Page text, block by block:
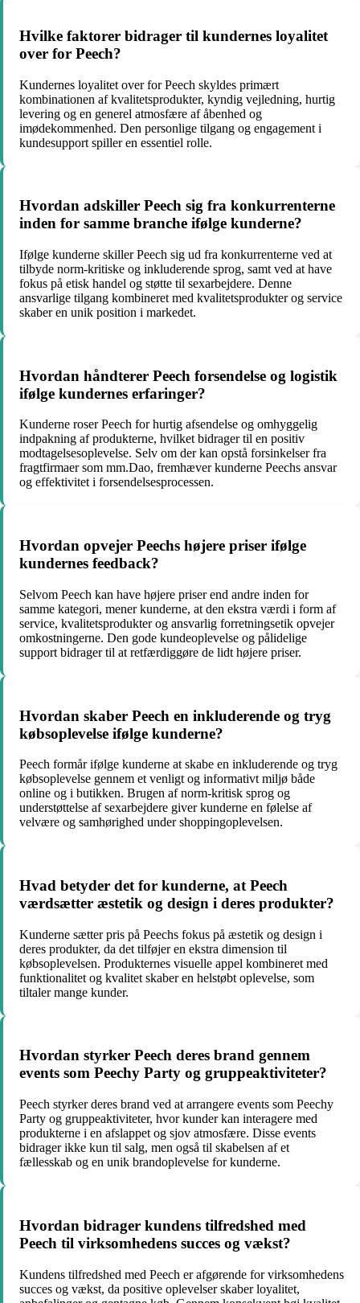
Hvilke faktorer bidrager til kundernes loyalitet
over for Peech?
Kundernes loyalitet over for Peech skyldes primært
kombinationen af kvalitetsprodukter, kyndig vejledning, hurtig
levering og en generel atmosfære af åbenhed og
imødekommenhed. Den personlige tilgang og engagement i
kundesupport spiller en essentiel rolle.
Hvordan adskiller Peech sig fra konkurrenterne
inden for samme branche ifølge kunderne?
Ifølge kunderne skiller Peech sig ud fra konkurrenterne ved at
tilbyde norm-kritiske og inkluderende sprog, samt ved at have
fokus på etisk handel og støtte til sexarbejdere. Denne
ansvarlige tilgang kombineret med kvalitetsprodukter og service
skaber en unik position i markedet.
Hvordan håndterer Peech forsendelse og logistik
ifølge kundernes erfaringer?
Kunderne roser Peech for hurtig afsendelse og omhyggelig
indpakning af produkterne, hvilket bidrager til en positiv
modtagelsesoplevelse. Selv om der kan opstå forsinkelser fra
fragtfirmaer som mm.Dao, fremhæver kunderne Peechs ansvar
og effektivitet i forsendelsesprocessen.
Hvordan opvejer Peechs højere priser ifølge
kundernes feedback?
Selvom Peech kan have højere priser end andre inden for
samme kategori, mener kunderne, at den ekstra værdi i form af
service, kvalitetsprodukter og ansvarlig forretningsetik opvejer
omkostningerne. Den gode kundeoplevelse og pålidelige
support bidrager til at retfærdiggøre de lidt højere priser.
Hvordan skaber Peech en inkluderende og tryg
købsoplevelse ifølge kunderne?
Peech formår ifølge kunderne at skabe en inkluderende og tryg
købsoplevelse gennem et venligt og informativt miljø både
online og i butikken. Brugen af norm-kritisk sprog og
understøttelse af sexarbejdere giver kunderne en følelse af
velvære og samhørighed under shoppingoplevelsen.
Hvad betyder det for kunderne, at Peech
værdsætter æstetik og design i deres produkter?
Kunderne sætter pris på Peechs fokus på æstetik og design i
deres produkter, da det tilføjer en ekstra dimension til
købsoplevelsen. Produkternes visuelle appel kombineret med
funktionalitet og kvalitet skaber en helstøbt oplevelse, som
tiltaler mange kunder.
Hvordan styrker Peech deres brand gennem
events som Peechy Party og gruppeaktiviteter?
Peech styrker deres brand ved at arrangere events som Peechy
Party og gruppeaktiviteter, hvor kunder kan interagere med
produkterne i en afslappet og sjov atmosfære. Disse events
bidrager ikke kun til salg, men også til skabelsen af et
fællesskab og en unik brandoplevelse for kunderne.
Hvordan bidrager kundens tilfredshed med
Peech til virksomhedens succes og vækst?
Kundens tilfredshed med Peech er afgørende for virksomhedens
succes og vækst, da positive oplevelser skaber loyalitet,